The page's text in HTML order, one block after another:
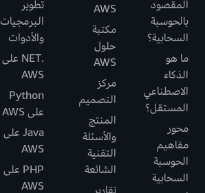
المقصود
بالحوسبة
السحابية؟
ما هو
الذكاء
الاصطناعي
المستقل؟
محور
مفاهيم
الحوسبة
السحابية
AWS
مكتبة
حلول
AWS
مركز
التصميم
المنتج
والأسئلة
التقنية
الشائعة
تطوير
البرمجيات
والأدوات
.NET على
AWS
Python
على AWS
Java على
AWS
PHP على
AWS